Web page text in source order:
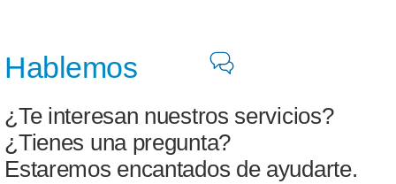
Hablemos
¿Te interesan nuestros servicios?
¿Tienes una pregunta?
Estaremos encantados de ayudarte.